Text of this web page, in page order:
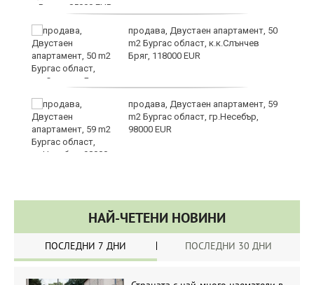
продава, Двустаен апартамент, 50
m2 Бургас област, к.к.Слънчев
Бряг, 118000 EUR
продава, Двустаен апартамент, 59
m2 Бургас област, гр.Несебър,
98000 EUR
НАЙ-ЧЕТЕНИ НОВИНИ
ПОСЛЕДНИ 7 ДНИ ПОСЛЕДНИ 30 ДНИ